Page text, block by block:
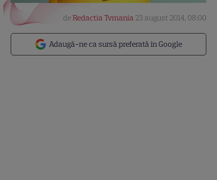
Adaugă-ne ca sursă preferată în Google
deRedactia Tvmania 23 august 2014, 08:00